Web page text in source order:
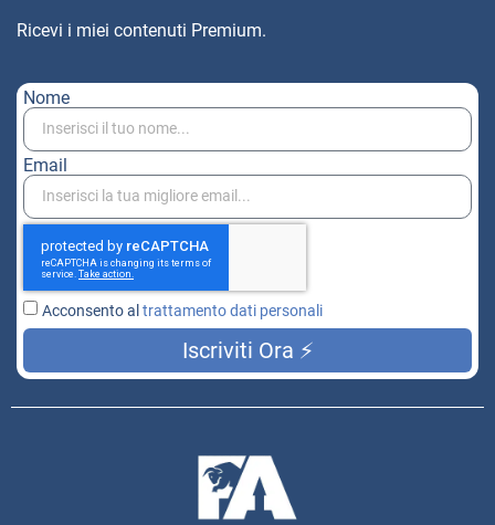
Ricevi i miei contenuti Premium.
Nome
Email
Acconsento altrattamento dati personali
Iscriviti Ora ⚡